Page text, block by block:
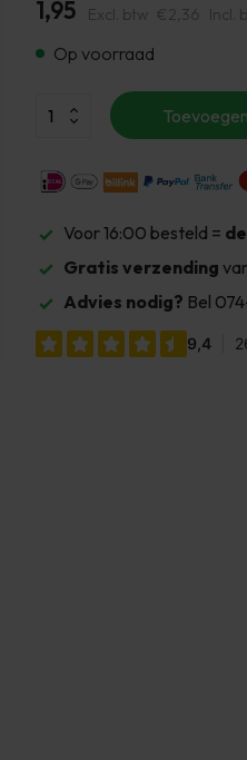
1,95 Excl. btw €2,36 Incl.
Op voorraad
Voor 16:00 besteld =
Gratis verzending
Advies nodig? Bel